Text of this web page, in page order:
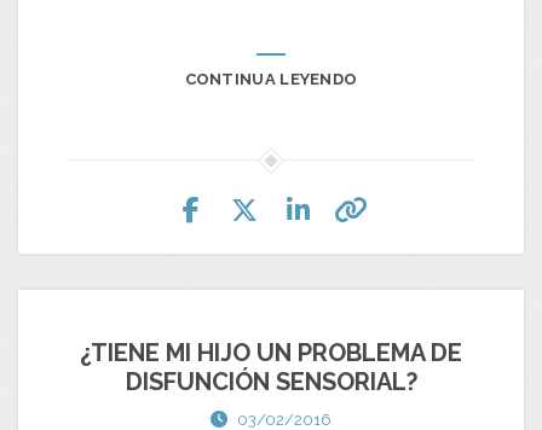
CONTINUA LEYENDO
¿TIENE MI HIJO UN PROBLEMA DE
DISFUNCIÓN SENSORIAL?
03/02/2016